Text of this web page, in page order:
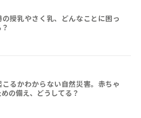
の授乳やさく乳、どんなことに困っ
こるかわからない自然災害。赤ちゃ
の備え、どうしてる？